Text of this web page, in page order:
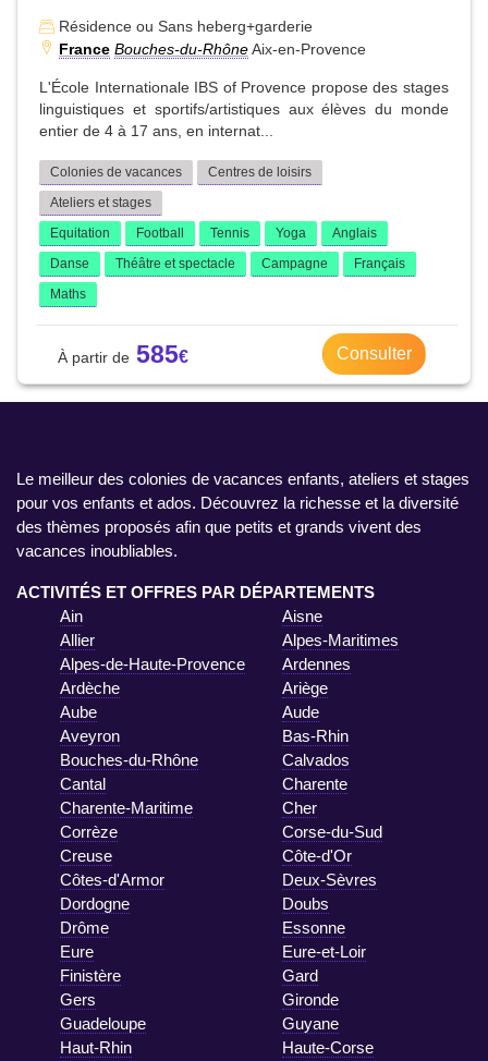
Résidence ou Sans heberg+garderie
France Bouches-du-RhôneAix-en-Provence
L'École Internationale IBS of Provence propose des stages
linguistiques et sportifs/artistiques aux élèves du monde
entier de 4 à 17 ans, en internat...
Colonies de vacances
Centres de loisirs
Ateliers et stages
Equitation
Football Tennis Yoga
Anglais
Danse
Théâtre et spectacle Campagne
Français
Maths
585 Consulter
Le meilleur des colonies de vacances enfants, ateliers et stages
pour vos enfants et ados. Découvrez la richesse et la diversité
des thèmes proposés afin que petits et grands vivent des
vacances inoubliables.
ACTIVITÉS ET OFFRES PAR DÉPARTEMENTS
Ain
Aisne
Allier
Alpes-Maritimes
Alpes-de-Haute-Provence
Ardennes
Ardèche
Ariège
Aube
Aude
Aveyron
Bas-Rhin
Bouches-du-Rhône
Calvados
Cantal
Charente
Charente-Maritime
Cher
Corrèze
Corse-du-Sud
Creuse
Côte-d'Or
Côtes-d'Armor
Deux-Sèvres
Dordogne
Doubs
Drôme
Essonne
Eure
Eure-et-Loir
Finistère
Gard
Gers
Gironde
Guadeloupe
Guyane
Haut-Rhin
Haute-Corse